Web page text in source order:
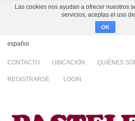
Las cookies nos ayudan a ofrecer nuestros
servicios, aceptas el uso
OK
español
CONTACTO UBICACIÓN QUIÉNES
REGISTRARSE LOGIN